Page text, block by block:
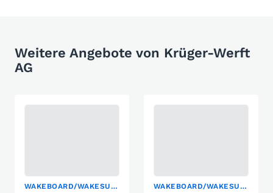
Weitere Angebote von Krüger-Werft
AG
WAKEBOARD/WAKESURF WAKEBOARD/WAKESURF